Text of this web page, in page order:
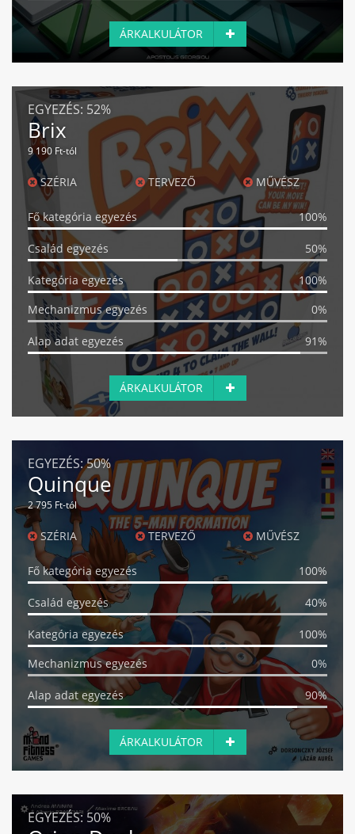
ÁRKALKULÁTOR
EGYEZÉS: 52%
Brix
9 190 Ft-tól
SZÉRIA TERVEZŐ MŰVÉSZ
Fő kategória egyezés 100%
Család egyezés 50%
Kategória egyezés
100%
Mechanizmus egyezés
0%
Alap adat egyezés 91%
ÁRKALKULÁTOR
EGYEZÉS:50%
Quinque
2 795 Ft-tól
SZÉRIA TERVEZŐ MŰVÉSZ
Fő kategória egyezés 100%
Család egyezés 40%
Kategória egyezés
100%
Mechanizmus egyezés
0%
Alap adat egyezés 90%
ÁRKALKULÁTOR
EGYEZÉS: 50%